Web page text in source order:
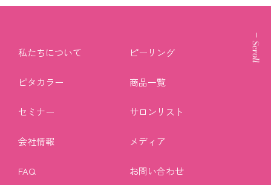
私たちについて ピーリング
ピタカラー 商品一覧
セミナー サロンリスト
会社情報 メディア
FAQ お問い合わせ